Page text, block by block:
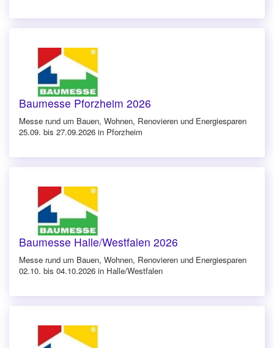
Baumesse Pforzheim 2026
Messe rund um Bauen, Wohnen, Renovieren und Energiesparen
25.09. bis 27.09.2026 in Pforzheim
Baumesse Halle/Westfalen 2026
Messe rund um Bauen, Wohnen, Renovieren und Energiesparen
02.10. bis 04.10.2026 in Halle/Westfalen